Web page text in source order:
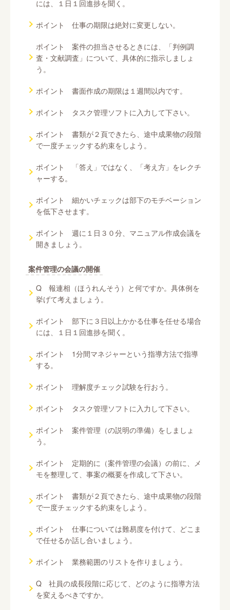
には、１日１回進捗を聞く。
ポイント 仕事の期限は絶対に変更しない。
ポイント 案件の担当させるときには、「判例調
査・文献調査」について、具体的に指示しましょ
う。
ポイント 書面作成の期限は１週間以内です。
ポイント タスク管理ソフトに入力して下さい。
ポイント 書類が２頁できたら、途中成果物の段階
で一度チェックする約束をしよう。
ポイント 「答え」ではなく、「考え方」をレクチ
ャーする。
ポイント 細かいチェックは部下のモチベーション
を低下させます。
ポイント 週に１日３０分、マニュアル作成会議を
開きましょう。
案件管理の会議の開催
Q 報連相（ほうれんそう）と何ですか。具体例を
挙げて考えましょう。
ポイント 部下に３日以上かかる仕事を任せる場合
には、１日１回進捗を聞く。
ポイント 1分間マネジャーという指導方法で指導
する。
ポイント 理解度チェック試験を行おう。
ポイント タスク管理ソフトに入力して下さい。
ポイント 案件管理（の説明の準備）をしましょ
う。
ポイント 定期的に（案件管理の会議）の前に、メ
モを整理して、事案の概要を作成して下さい。
ポイント 書類が２頁できたら、途中成果物の段階
で一度チェックする約束をしよう。
ポイント 仕事については難易度を付けて、どこま
で任せるか話し合いましょう。
ポイント 業務範囲のリストを作りましょう。
Q 社員の成長段階に応じて、どのように指導方法
を変えるべきですか。